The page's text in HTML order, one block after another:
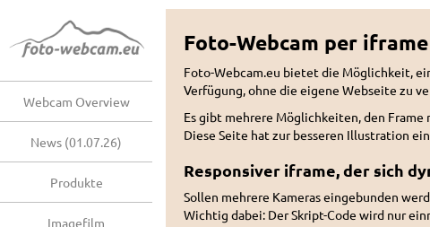
Webcam Overview
News (01.07.26)
Produkte
Imagefilm
Foto-Webcam per
Foto-Webcam.eu bietet die Möglichkeit,
Verfügung, ohne die eigene Webseite zu
Es gibt mehrere Möglichkeiten, den
Diese Seite hat zur besseren Illustration
Responsiver iframe, der sich
Sollen mehrere Kameras eingebunden
Wichtig dabei: Der Skript-Code wird nur